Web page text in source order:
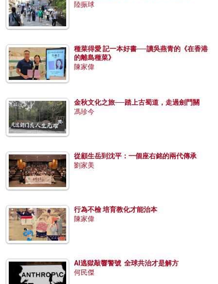
陸振球
種菜得愛 記一本好書──讀吳燕青的《在香港
的離島種菜》
陳家偉
金秋文化之旅──踏上古蜀道，走過劍門關
馮珍今
從顧生岳到沈平：一個座右銘的兩代傳承
劉家美
行為不檢 培育教化才能治本
陳家偉
AI逃獄敲響警號 全球共治才是解方
何民傑